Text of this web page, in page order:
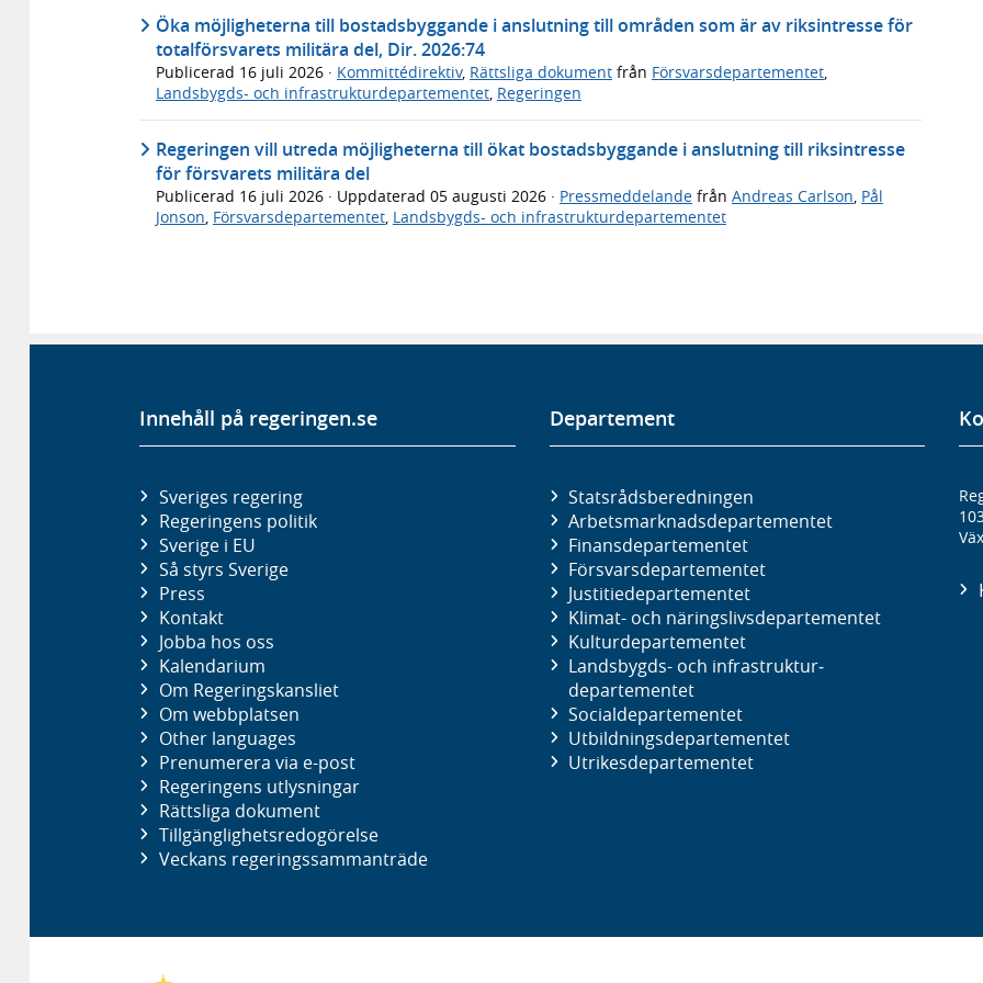
Öka möjligheterna till bostadsbyggande i anslutning till områden som är av riksintresse för
totalförsvarets militära del, Dir. 2026:74
Publicerad 16 juli 2026 · Kommittédirektiv, Rättsliga dokument från Försvarsdepartementet
Landsbygds- och infrastrukturdepartementet Regeringen
Regeringen vill utreda möjligheterna till ökat bostadsbyggande i anslutning till riksintresse
för försvarets militära del
Publicerad 16 juli 2026 · Uppdaterad 05 augusti 2026 · Pressmeddelande från Andreas Carlson, Pål
Jonson, Försvarsdepartementet, Landsbygds- och infrastrukturdepartementet
Innehåll på regeringen.se
Sveriges regering
Regeringens politik
Sverige i EU
Så styrs Sverige
Press
Kontakt
Jobba hos oss
Kalendarium
Om Regeringskansliet
Om webbplatsen
Other languages
Prenumerera via e-post
Regeringens utlysningar
Rättsliga dokument
Tillgänglighetsredogörelse
Veckans regeringssammanträde
Departement
Statsrådsberedningen
Arbetsmarknads­departementet
Finans­departementet
Försvars­departementet
Justitie­departementet
Klimat- och näringslivs­departementet
Kultur­departementet
Landsbygds- och infrastruktur­
departementet
Social­departementet
Utbildnings­departementet
Utrikes­departementet